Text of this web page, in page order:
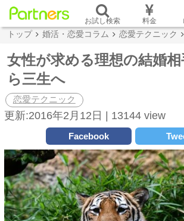
お試し検索 料金
トップ 婚活・恋愛コラム 恋愛テクニック
女性が求める理想の結婚
ら三生へ
恋愛テクニック
更新:2016年2月12日 | 13144 view
Facebook